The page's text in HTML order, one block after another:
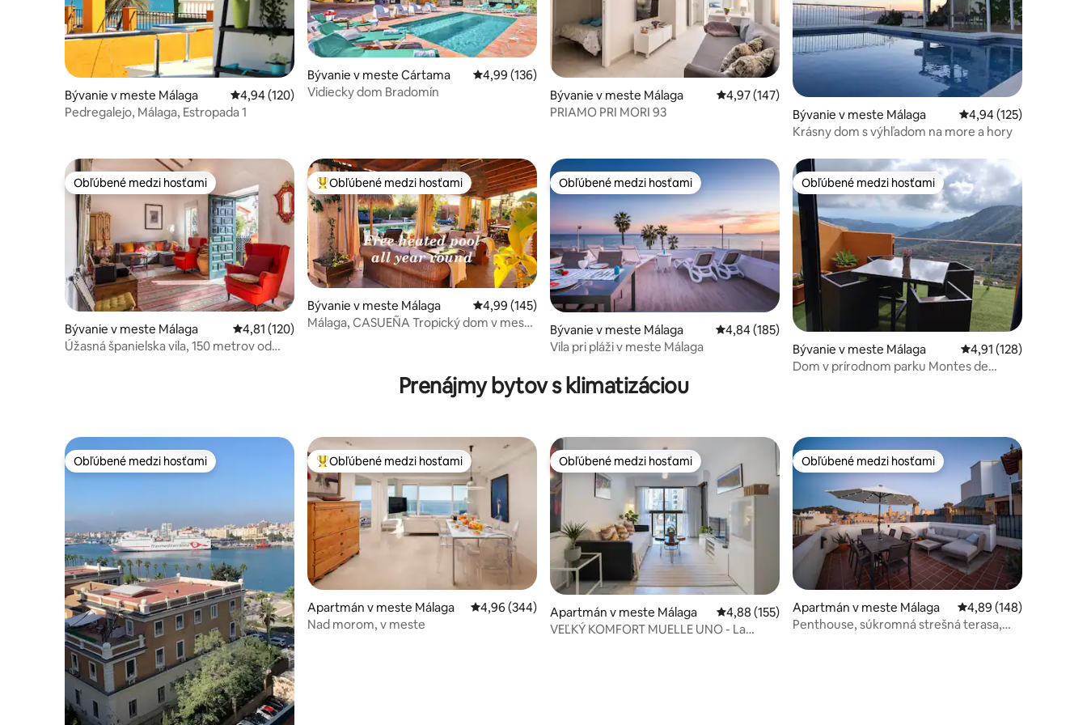
Bývanie v meste Málaga Priemerné ohodnotenie 4,94 z 5, počet hodnotení: 120
4,94 (120)
Pedregalejo, Málaga, Estropada 1
Bývanie v meste Cártama Priemerné ohodnotenie 4,99 z 5, počet hodnotení: 136
4,99 (136)
Vidiecky dom Bradomín
Bývanie v meste Málaga Priemerné ohodnotenie 4,97 z 5, počet hodnotení: 147
4,97 (147)
PRIAMO PRI MORI 93
Bývanie v meste Málaga Priemerné
4,94 (125)
Krásny dom s výhľadom na more a hory
Obľúbené medzi hosťami
Obľúbené medzi hosťami
Bývanie v meste Málaga Priemerné ohodnotenie 4,81 z 5, počet hodnotení: 120
4,81 (120)
Úžasná španielska vila, 150 metrov od
Najobľúbenejšie medzi hosťami
Obľúbené medzi hosťami
Bývanie v meste Málaga Priemerné ohodnotenie 4,99 z 5, počet hodnotení: 145
4,99 (145)
Málaga, CASUEÑA Tropický dom v meste
Obľúbené medzi hosťami
Obľúbené medzi hosťami
Bývanie v meste Málaga Priemerné ohodnotenie 4,84 z 5, počet hodnotení: 185
4,84 (185)
Vila pri pláži v meste Málaga
Obľúbené medzi hosťami
Obľúbené medzi hosťami
Bývanie v meste Málaga Priemerné
4,91 (128)
Dom v prírodnom parku Montes de
Prenájmy bytov s klimatizáciou
Obľúbené medzi hosťami
Obľúbené medzi hosťami Najobľúbenejšie medzi hosťami
Obľúbené medzi hosťami
Apartmán v meste Málaga Priemerné ohodnotenie 4,96 z 5, počet hodnotení: 344
4,96 (344)
Nad morom, v meste
Obľúbené medzi hosťami
Obľúbené medzi hosťami
Apartmán v meste Málaga Priemerné ohodnotenie 4,88 z 5, počet hodnotení: 155
4,88 (155)
VEĽKÝ KOMFORT MUELLE UNO - La
Obľúbené medzi hosťami
Obľúbené medzi hosťami
Apartmán v meste Málaga Priemerné
4,89 (148)
Penthouse, súkromná strešná terasa,